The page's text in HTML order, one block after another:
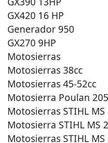
GX420 16 HP
Generador 950
GX270 9HP
Motosierras
Motosierras 38cc
Motosierras 45-52cc
Motosierra Poulan
Motosierras STIHL
Motosierra STIHL MS
Motosierras STIHL MS